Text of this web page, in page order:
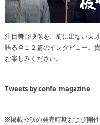
注目舞台映像を、前に出ない天
語る全１２篇のインタビュー。
お楽しみください。
Tweets by confe_magazine
※掲載公演の発売時期および開